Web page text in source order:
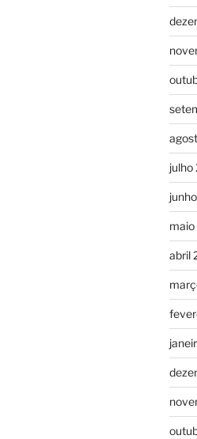
julho
abril